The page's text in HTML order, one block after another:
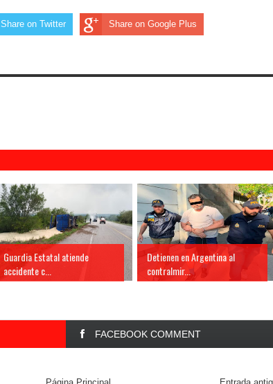
Share on Twitter Share on Google Plus
Guardia Estatal atiende
accidente c...
Detienen en Argentina al
contralmir...
FACEBOOK COMMENT